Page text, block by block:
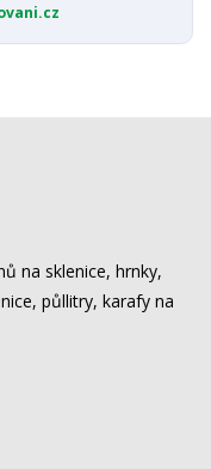
na sklenice, hrnky,
půllitry, karafy na